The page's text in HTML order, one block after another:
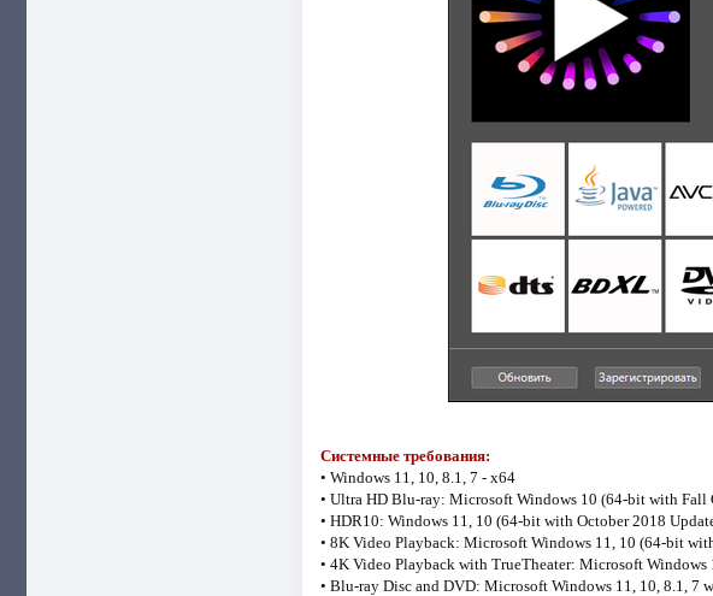
Системные требования:
• Windows 11, 10, 8.1, 7 - x64
• Ultra HD Blu-ray: Microsoft Windows 10 (64-bit with Fall
• HDR10: Windows 11, 10 (64-bit with October 2018
• 8K Video Playback: Microsoft Windows 11, 10 (64-bit
• 4K Video Playback with TrueTheater: Microsoft
• Blu-ray Disc and DVD: Microsoft Windows 11, 10, 8.1, 7